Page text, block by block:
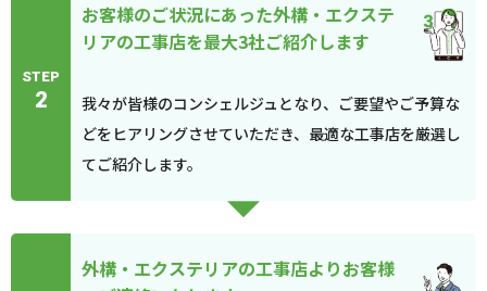
STEP
2
お客様のご状況にあった外構・エクステ
リアの工事店を最大3社ご紹介します
我々が皆様のコンシェルジュとなり、ご要望やご予算な
どをヒアリングさせていただき、最適な工事店を厳選し
てご紹介します。
外構・エクステリアの工事店よりお客様